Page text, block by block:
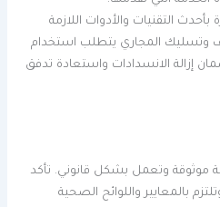
التقنيات والأدوات اللازمة
وتسليك المجاري يتطلب استخدام
إزالة الانسدادات واستعادة تدفق
موثوقة وتعمل بشكل قانوني. تأكد
بالمعايير واللوائح الصحية